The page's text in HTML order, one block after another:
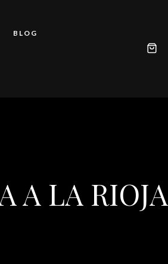
BLOG
A LA RIOJA